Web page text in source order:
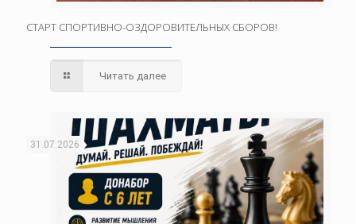
СТАРТ СПОРТИВНО-ОЗДОРОВИТЕЛЬНЫХ СБОРОВ!
Читать далее
31.07.2026